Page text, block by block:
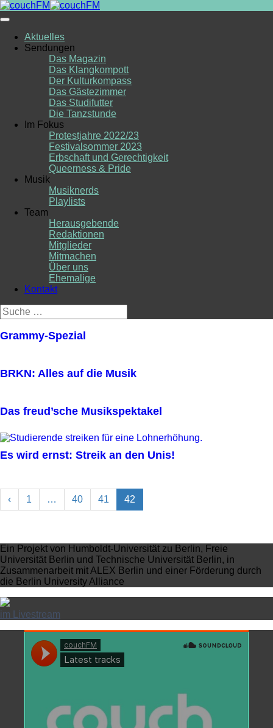
Skip
to
Aktuelles
Sendungen
Das Magazin
Das Klangkompott
Der Kulturkompass
Das Gästezimmer
Das Studifutter
Die Tanzstunde
Im Fokus
Protestjahre 2022/23
Festivalsommer 2023
Erbschaft und Gerechtigkeit
Queerness & Pride
Musik
Musiknerds
Playlists
Team
Herausgebende
Redaktionen
Mitglieder
Mitmachen
Über uns
Ehemalige
Kontakt
Suche
nach:
Grammy-Spezial
BRKN: Alles auf die Musik
Das freud’sche Musikspektakel
Es wird ernst: Streik an den Unis!
‹ 1 … 40 41 42
Ein Projekt von Humboldt-Universität zu Berlin, Freie
Universität Berlin und Technische Universität Berlin, in
Zusammenarbeit mit ALEX Berlin und einer Förderung durch
die Berlin University Alliance
im Livestream